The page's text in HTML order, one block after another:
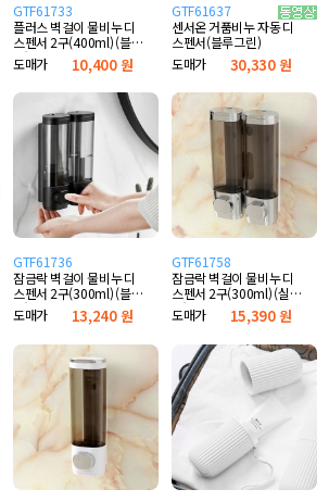
GTF61733
플러스 벽걸이 물비누 디
스펜서 2구(400ml) (블
랙)
도매가 10,400 원
GTF61637
센서온 거품비누 자동 디
스펜서(블루그린)
도매가
30,330 원
GTF61736
잠금락 벽걸이 물비누 디
스펜서 2구(300ml) (블
랙)
도매가 13,240 원
GTF61758
잠금락 벽걸이 물비누 디
스펜서 2구(300ml) (실
버)
도매가 15,390 원